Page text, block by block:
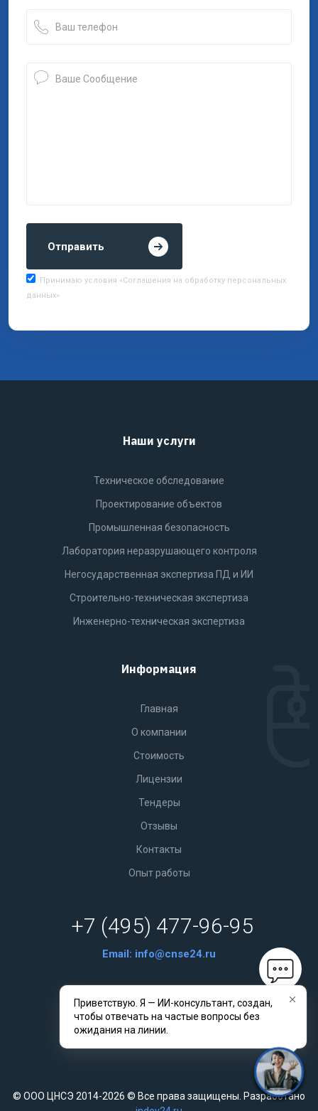
Отправить
Принимаю условия «Соглашения на обработку персональных
данных»
Наши услуги
Техническое обследование
Проектирование объектов
Промышленная безопасность
Лаборатория неразрушающего контроля
Негосударственная экспертиза ПД и ИИ
Строительно-техническая экспертиза
Инженерно-техническая экспертиза
Информация
Главная
О компании
Стоимость
Лицензии
Тендеры
Отзывы
Контакты
Опыт работы
+7 (495) 477-96-95
Email: info@cnse24.ru
г. Москва ул. Ленинская Слобода, д.19
Связаться с нами
© ООО ЦНСЭ 2014-2026 © Все права защищены. Разработано
Приветствую. Я — ИИ-консультант, создан,
чтобы отвечать на частые вопросы без
ожидания на линии.